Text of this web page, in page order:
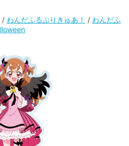
/ わんだふるぷりきゅあ！ / わんだふ